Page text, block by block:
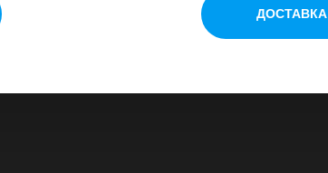
ДОСТАВКА